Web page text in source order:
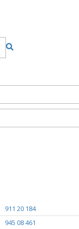
911 20 184
945 08 461